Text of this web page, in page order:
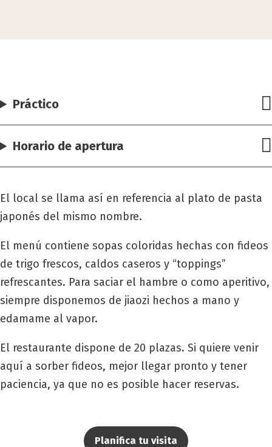
Práctico
Horario de apertura
El local se llama así en referencia al plato de pasta
japonés del mismo nombre.
El menú contiene sopas coloridas hechas con fideos
de trigo frescos, caldos caseros y “toppings”
refrescantes. Para saciar el hambre o como aperitivo,
siempre disponemos de jiaozi hechos a mano y
edamame al vapor.
El restaurante dispone de 20 plazas. Si quiere venir
aquí a sorber fideos, mejor llegar pronto y tener
paciencia, ya que no es posible hacer reservas.
Planifica tu visita